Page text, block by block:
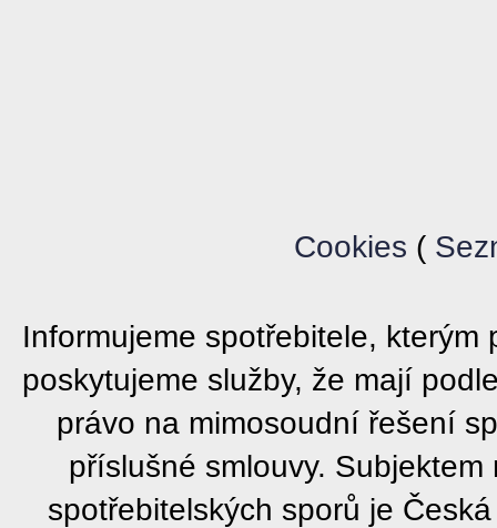
Cookies (
Informujeme spotřebitele, kterým
poskytujeme služby, že mají
právo na mimosoudní řešení
příslušné smlouvy.
spotřebitelských sporů je